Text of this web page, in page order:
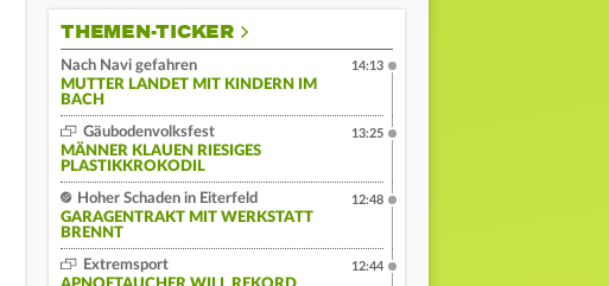
THEMEN-TICKER
Nach Navi gefahren
MUTTER LANDET MIT KINDERN IM
BACH
14:13
Gäubodenvolksfest
MÄNNER KLAUEN RIESIGES
PLASTIKKROKODIL
13:25
Hoher Schaden in Eiterfeld
GARAGENTRAKT MIT WERKSTATT
BRENNT
12:48
Extremsport
12:44